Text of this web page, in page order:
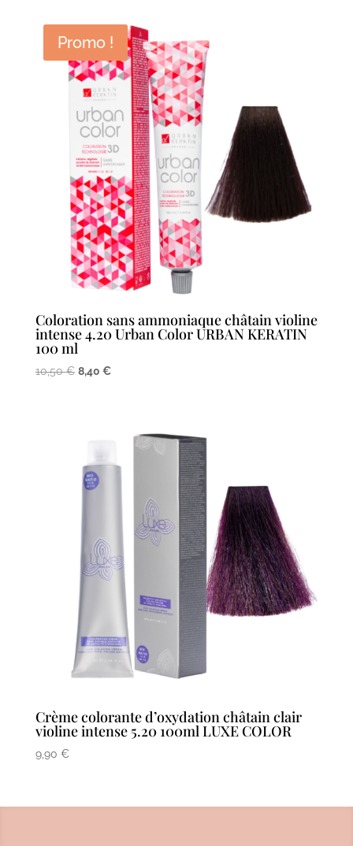
Promo !
Coloration sans ammoniaque châtain violine
intense 4.20 Urban Color URBAN KERATIN
100 ml
10,50€ Le
8,40 €Le
8,40 €.
Crème colorante d’oxydation châtain clair
violine intense 5.20 100ml LUXE COLOR
9,90 €